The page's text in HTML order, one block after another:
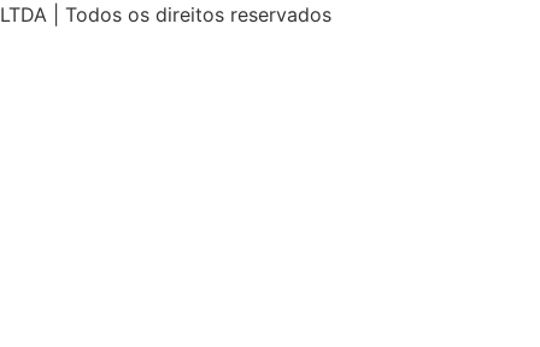
LTDA | Todos os direitos reservados